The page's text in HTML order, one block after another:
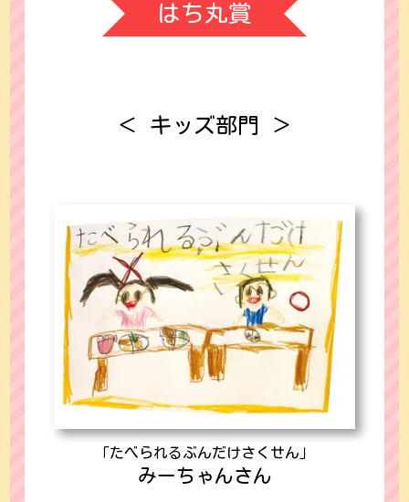
はち丸賞
＜ キッズ部門 ＞
「たべられるぶんだけさくせん」
みーちゃんさん